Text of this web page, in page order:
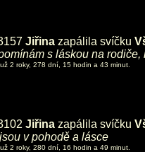
Jiřina zapálila svíčku
s láskou na
2 roky, 278 dní, 15 hodin a 43 minut.
Jiřina zapálila svíčku
v pohodě a lásce
2 roky, 280 dní, 16 hodin a 49 minut.